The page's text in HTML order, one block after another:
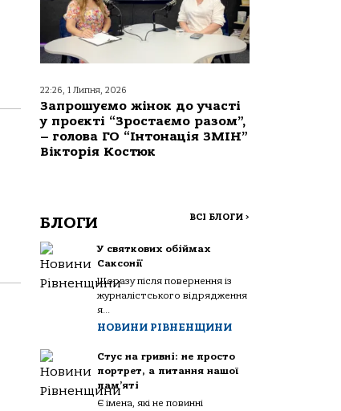
22:26, 1 Липня, 2026
Запрошуємо жінок до участі
у проєкті “Зростаємо разом”,
– голова ГО “Інтонація ЗМІН”
Вікторія Костюк
БЛОГИ ВСІ БЛОГИ >
У святкових обіймах
Саксонії
Щоразу після повернення із
журналістського відрядження
я...
НОВИНИ РІВНЕНЩИНИ
Стус на гривні: не просто
портрет, а питання нашої
пам’яті
Є імена, які не повинні